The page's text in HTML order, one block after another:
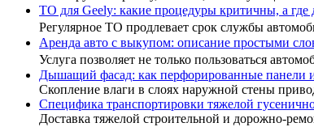
ТО для Geely: какие процедуры критичны, а
Регулярное ТО продлевает срок службы
Аренда авто с выкупом: описание простыми
Услуга позволяет не только пользоваться
Дышащий фасад: как перфорированные панели
Скопление влаги в слоях наружной стены
Специфика транспортировки тяжелой
Доставка тяжелой строительной и дорожно-